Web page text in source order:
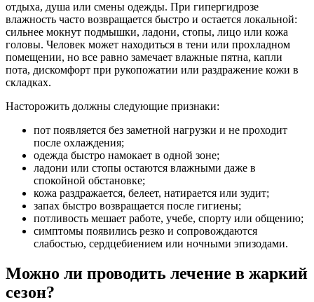
отдыха, душа или смены одежды. При гипергидрозе
влажность часто возвращается быстро и остается локальной:
сильнее мокнут подмышки, ладони, стопы, лицо или кожа
головы. Человек может находиться в тени или прохладном
помещении, но все равно замечает влажные пятна, капли
пота, дискомфорт при рукопожатии или раздражение кожи в
складках.
Насторожить должны следующие признаки:
пот появляется без заметной нагрузки и не проходит
после охлаждения;
одежда быстро намокает в одной зоне;
ладони или стопы остаются влажными даже в
спокойной обстановке;
кожа раздражается, белеет, натирается или зудит;
запах быстро возвращается после гигиены;
потливость мешает работе, учебе, спорту или общению;
симптомы появились резко и сопровождаются
слабостью, сердцебиением или ночными эпизодами.
Можно ли проводить лечение в жаркий
сезон?